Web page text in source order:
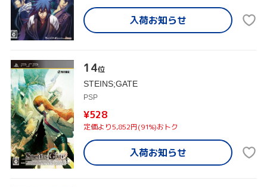
入荷お知らせ
14位
STEINS;GATE
PSP
¥528
定価より5,852円(91%)おトク
入荷お知らせ